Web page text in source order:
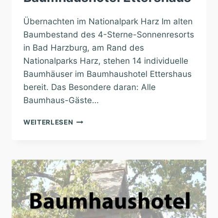
Übernachten im Nationalpark Harz Im alten
Baumbestand des 4-Sterne-Sonnenresorts
in Bad Harzburg, am Rand des
Nationalparks Harz, stehen 14 individuelle
Baumhäuser im Baumhaushotel Ettershaus
bereit. Das Besondere daran: Alle
Baumhaus-Gäste…
WEITERLESEN BAUMHAUSHOTEL